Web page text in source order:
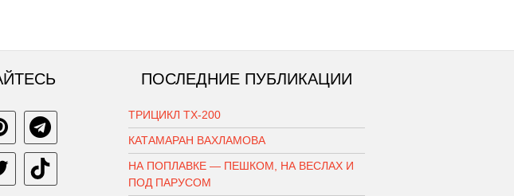
ПОСЛЕДНИЕ ПУБЛИКАЦИИ
ТРИЦИКЛ ТХ-200
КАТАМАРАН ВАХЛАМОВА
НА ПОПЛАВКЕ — ПЕШКОМ, НА ВЕСЛАХ И
ПОД ПАРУСОМ